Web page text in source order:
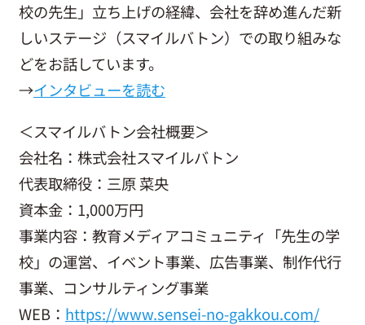
校の先生」立ち上げの経緯、会社を辞め進んだ新
しいステージ（スマイルバトン）での取り組みな
どをお話しています。
→インタビューを読む
＜スマイルバトン会社概要＞
会社名：株式会社スマイルバトン
代表取締役：三原 菜央
資本金：1,000万円
事業内容：教育メディアコミュニティ「先生の学
校」の運営、イベント事業、広告事業、制作代行
事業、コンサルティング事業
WEB： https://www.sensei-no-gakkou.com/